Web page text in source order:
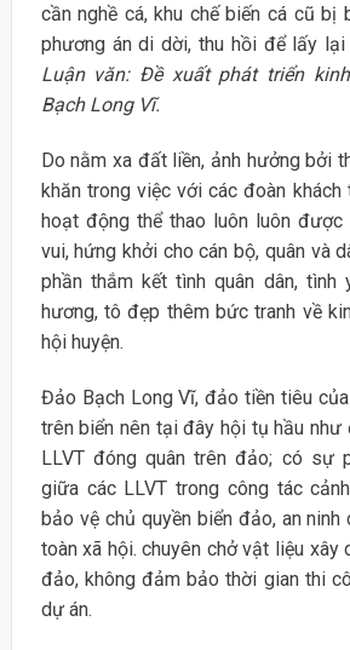
cần nghề cá, khu chế biến cá cũ bị
phương án di dời, thu hồi để lấy
Luận văn: Đề xuất phát triển
Bạch Long Vĩ.
Do nằm xa đất liền, ảnh hưởng bởi
khăn trong việc với các đoàn
hoạt động thể thao luôn luôn
vui, hứng khởi cho cán bộ, quân và
phần thắm kết tình quân dân, tình
hương, tô đẹp thêm bức tranh về
hội huyện.
Đảo Bạch Long Vĩ, đảo tiền tiêu
trên biển nên tại đây hội tụ hầu
LLVT đóng quân trên đảo; có sự
giữa các LLVT trong công tác
bảo vệ chủ quyền biển đảo, an
toàn xã hội. chuyên chở vật liệu
đảo, không đảm bảo thời gian thi
dự án.